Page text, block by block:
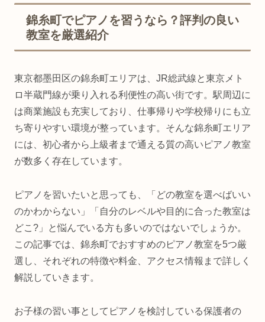
錦糸町でピアノを習うなら？評判の良い
教室を厳選紹介
東京都墨田区の錦糸町エリアは、JR総武線と東京メト
ロ半蔵門線が乗り入れる利便性の高い街です。駅周辺に
は商業施設も充実しており、仕事帰りや学校帰りにも立
ち寄りやすい環境が整っています。そんな錦糸町エリア
には、初心者から上級者まで通える質の高いピアノ教室
が数多く存在しています。
ピアノを習いたいと思っても、「どの教室を選べばいい
のかわからない」「自分のレベルや目的に合った教室は
どこ?」と悩んでいる方も多いのではないでしょうか。
この記事では、錦糸町でおすすめのピアノ教室を5つ厳
選し、それぞれの特徴や料金、アクセス情報まで詳しく
解説していきます。
お子様の習い事としてピアノを検討している保護者の